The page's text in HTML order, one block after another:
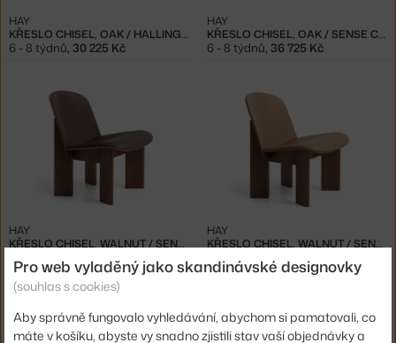
KŘESLO CHISEL, OAK / HALLINGDAL 407
HAY
6 - 8 týdnů, 30 225 Kč
KŘESLO CHISEL, OAK / SENSE COGNAC
HAY
6 - 8 týdnů, 36 725 Kč
KŘESLO CHISEL, WALNUT / SENSE DARK BROWN
HAY
6 - 8 týdnů 44 225 Kč
KŘESLO CHISEL, WALNUT / SENSE NOUGAT
HAY
8 - 10 týdnů , 44 225 Kč
Pro web vyladěný jako skandinávské designovky
(souhlas s cookies)
Aby správně fungovalo vyhledávání, abychom si pamatovali, co
máte v košíku, abyste vy snadno zjistili stav vaší objednávky a